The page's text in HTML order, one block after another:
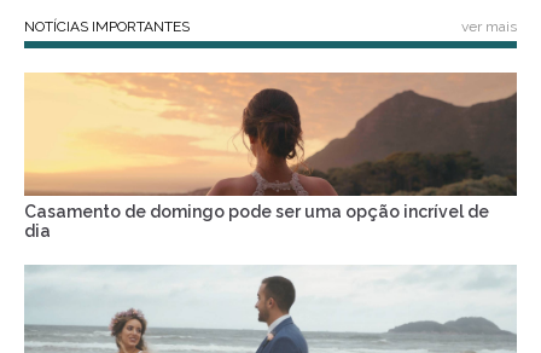
NOTÍCIAS IMPORTANTES ver mais
Casamento de domingo pode ser uma opção incrível de
dia